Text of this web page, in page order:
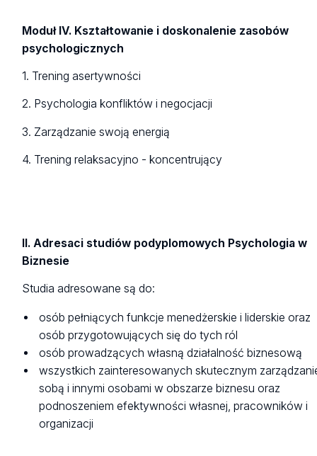
Moduł IV. Kształtowanie i doskonalenie zasobów
psychologicznych
1. Trening asertywności
2. Psychologia konfliktów i negocjacji
3. Zarządzanie swoją energią
4. Trening relaksacyjno - koncentrujący
II. Adresaci studiów podyplomowych Psychologia w
Biznesie
Studia adresowane są do:
osób pełniących funkcje menedżerskie i liderskie oraz
osób przygotowujących się do tych ról
osób prowadzących własną działalność biznesową
wszystkich zainteresowanych skutecznym
sobą i innymi osobami w obszarze biznesu oraz
podnoszeniem efektywności własnej, pracowników i
organizacji